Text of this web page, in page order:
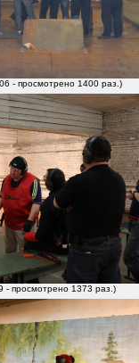
- просмотрено 1400 раз.)
- просмотрено 1373 раз.)